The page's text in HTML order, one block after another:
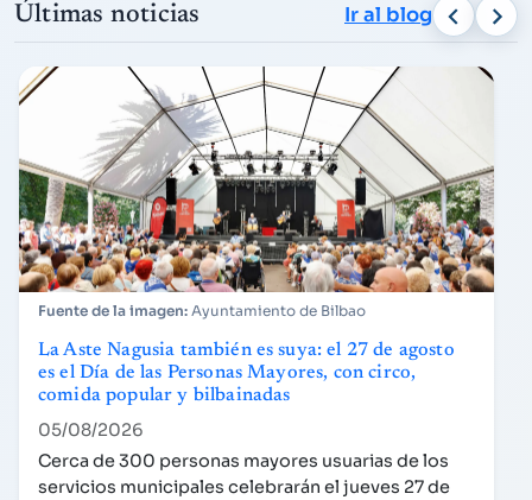
Últimas noticias Ir al blog
Ayuntamiento de Bilbao
La Aste Nagusia también es suya: el 27 de agosto
es el Día de las Personas Mayores, con circo,
comida popular y bilbainadas
05/08/2026
Cerca de 300 personas mayores usuarias de los
servicios municipales celebrarán el jueves 27 de